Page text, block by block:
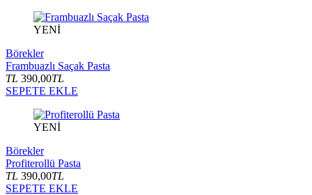
YENİ
Börekler
Frambuazlı Saçak Pasta
TL 390,00TL
SEPETE EKLE
YENİ
Börekler
Profiterollü Pasta
TL 390,00TL
SEPETE EKLE